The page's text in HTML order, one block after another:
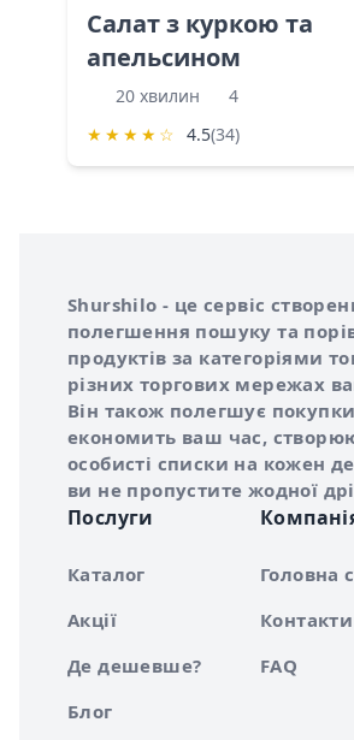
Салат з куркою та
апельсином
20 хвилин
4
★ ★ ★ ★ ☆ 4.5(34)
Про сервіс Shurshilo
Shurshilo - це сервіс
полегшення пошуку та
продуктів за категоріями
різних торгових мережах
Він також полегшує
економить ваш час,
особисті списки на кожен
ви не пропустите жодної
Послуги
Каталог
Акції
Де дешевше?
Блог
Головна
Контакти
FAQ